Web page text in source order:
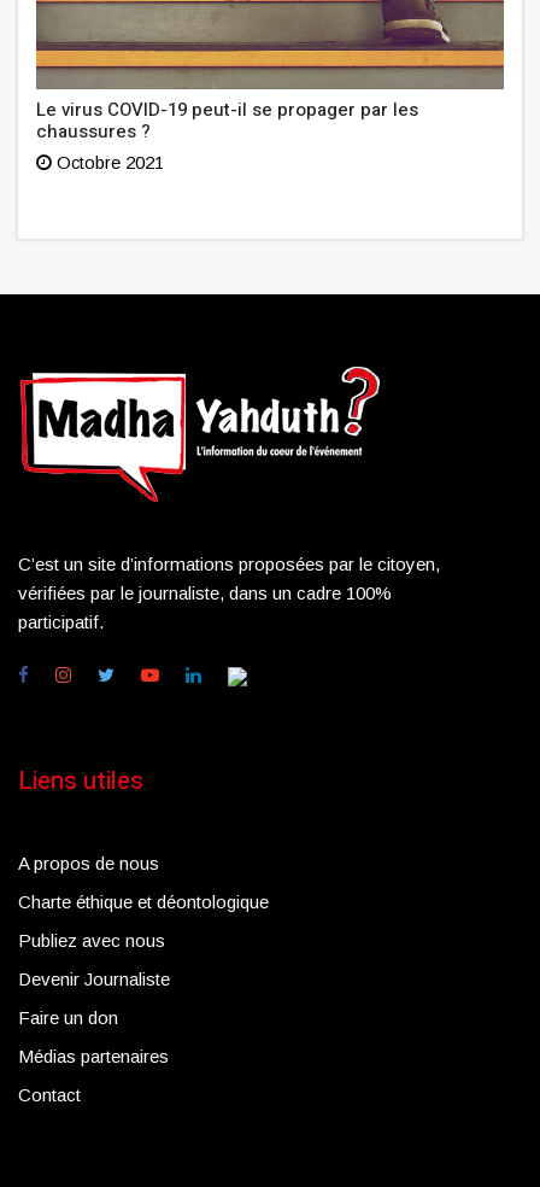
Le virus COVID-19 peut-il se propager par les
chaussures ?
Octobre 2021
C’est un site d’informations proposées par le citoyen,
vérifiées par le journaliste, dans un cadre 100%
participatif.
Liens utiles
A propos de nous
Charte éthique et déontologique
Publiez avec nous
Devenir Journaliste
Faire un don
Médias partenaires
Contact